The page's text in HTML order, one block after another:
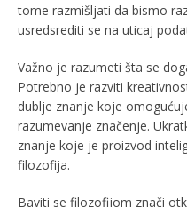
tome razmišljati da bismo
usredsrediti se na uticaj
Važno je razumeti šta se
Potrebno je razviti
dublje znanje koje
razumevanje značenje.
znanje koje je proizvod
filozofija.
Baviti se filozofijom znači